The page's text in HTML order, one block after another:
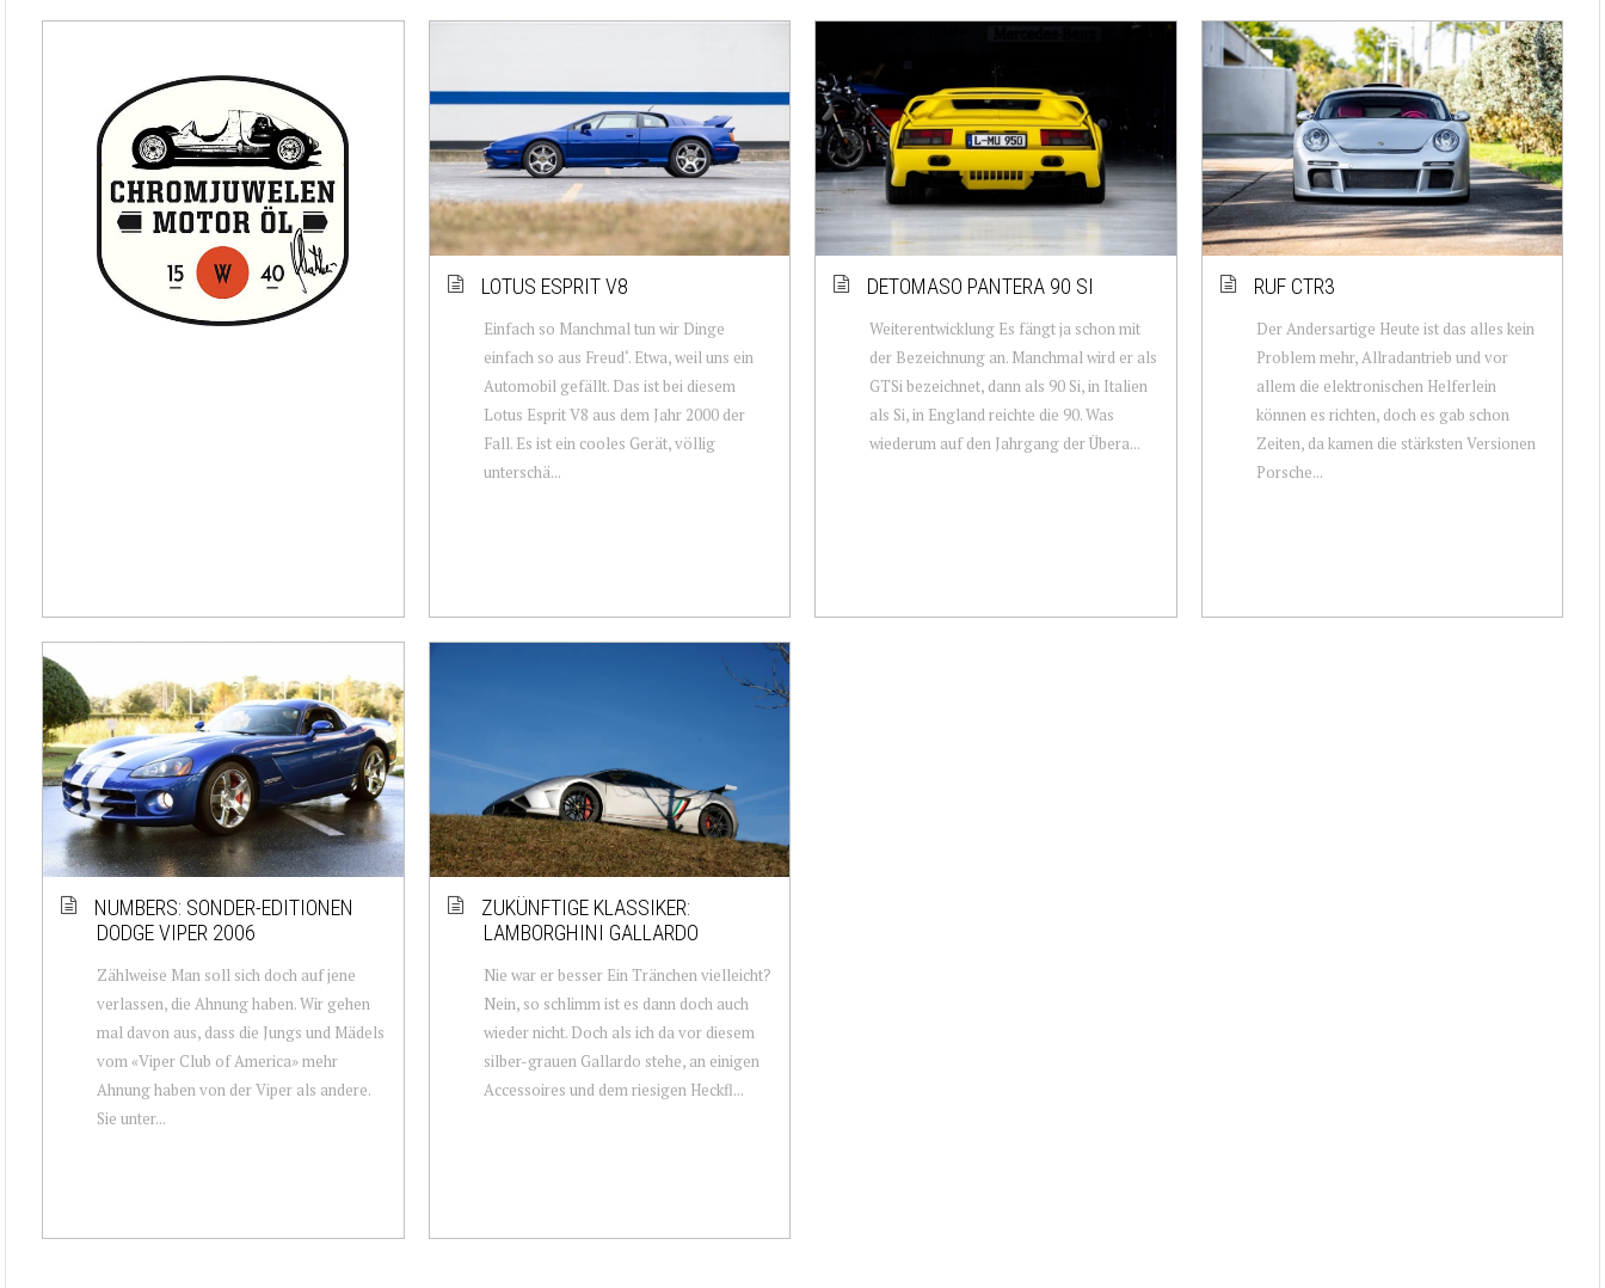
LOTUS ESPRIT V8
Einfach so Manchmal tun wir Dinge
einfach so aus Freud‘. Etwa, weil uns ein
Automobil gefällt. Das ist bei diesem
Lotus Esprit V8 aus dem Jahr 2000 der
Fall. Es ist ein cooles Gerät, völlig
unterschä...
DETOMASO PANTERA 90 SI
Weiterentwicklung Es fängt ja schon mit
der Bezeichnung an. Manchmal wird er als
GTSi bezeichnet, dann als 90 Si, in Italien
als Si, in England reichte die 90. Was
wiederum auf den Jahrgang der Übera...
RUF CTR3
Der Andersartige Heute ist das alles kein
Problem mehr, Allradantrieb und vor
allem die elektronischen Helferlein
können es richten, doch es gab schon
Zeiten, da kamen die stärksten Versionen
Porsche...
NUMBERS: SONDER-EDITIONEN
DODGE VIPER 2006
Zählweise Man soll sich doch auf jene
verlassen, die Ahnung haben. Wir gehen
mal davon aus, dass die Jungs und Mädels
vom «Viper Club of America» mehr
Ahnung haben von der Viper als andere.
Sie unter...
ZUKÜNFTIGE KLASSIKER:
LAMBORGHINI GALLARDO
Nie war er besser Ein Tränchen vielleicht?
Nein, so schlimm ist es dann doch auch
wieder nicht. Doch als ich da vor diesem
silber-grauen Gallardo stehe, an einigen
Accessoires und dem riesigen Heckfl...